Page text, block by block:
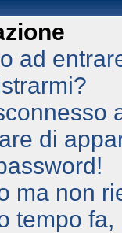
ad
di
ma non
tempo